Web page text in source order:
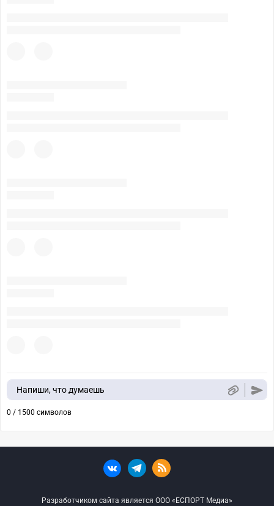
Напиши, что думаешь
0 / 1500 символов
Разработчиком сайта является ООО «ЕСПОРТ Медиа»